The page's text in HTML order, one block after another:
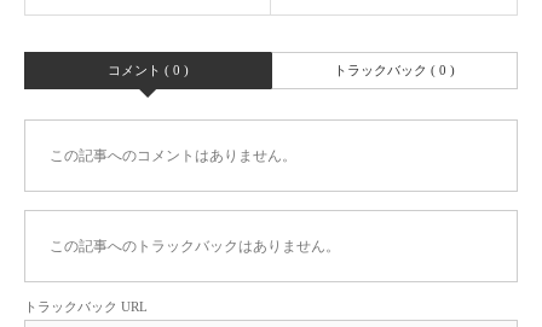
コメント ( 0 ) トラックバック ( 0 )
この記事へのコメントはありません。
この記事へのトラックバックはありません。
トラックバック URL